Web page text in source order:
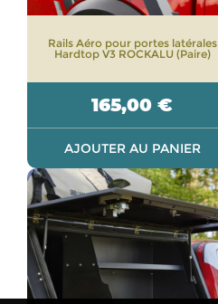
Rails Aéro pour portes latérales
Hardtop V3 ROCKALU (Paire)
165,00 €
AJOUTER AU PANIER